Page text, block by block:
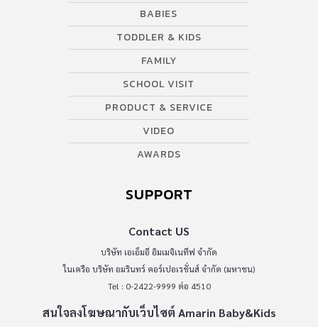
BABIES
TODDLER & KIDS
FAMILY
SCHOOL VISIT
PRODUCT & SERVICE
VIDEO
AWARDS
SUPPORT
Contact US
บริษัท เอเอ็มอี อิมเมจิเนทีฟ จำกัด
ในเครือ บริษัท อมรินทร์ คอร์เปอเรชั่นส์ จำกัด (มหาชน)
Tel : 0-2422-9999 ต่อ 4510
สนใจลงโฆษณากับเว็บไซต์ Amarin Baby&Kids